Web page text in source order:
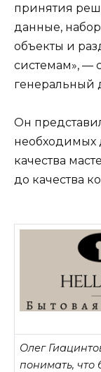
принятия
данные,
объекты и
системам», —
генеральный
Он
необходимых
качества
до качества
Олег
понимать, что